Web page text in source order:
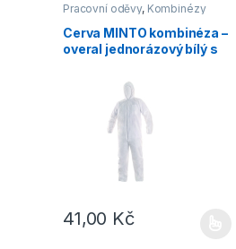
Pracovní oděvy, Kombinézy
Cerva MINTO kombinéza –
overal jednorázový bílý s
41,00 Kč